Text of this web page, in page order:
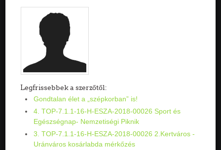
Legfrissebbek a szerzőtől:
Gondtalan élet a „szépkorban” is!
4. TOP-7.1.1-16-H-ESZA-2018-00026 Sport és
Egészségnap- Nemzetiségi Piknik
3. TOP-7.1.1-16-H-ESZA-2018-00026 2.Kertváros -
Uránváros kosárlabda mérkőzés